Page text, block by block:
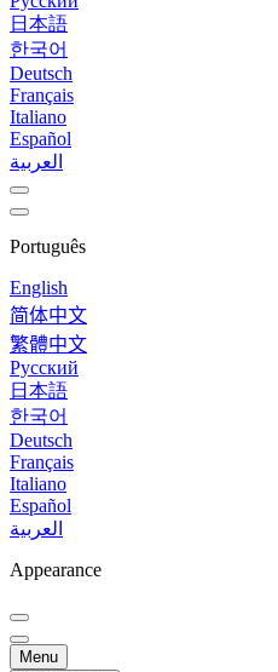
日本語
한국어
Deutsch
Français
Italiano
Español
العربية
Português
English
简体中文
繁體中文
Русский
日本語
한국어
Deutsch
Français
Italiano
Español
العربية
Appearance
Menu